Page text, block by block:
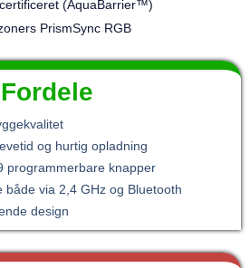
(AquaBarrier™)
PrismSync RGB
Fordele
og hurtig opladning
programmerbare knapper
både via 2,4 GHz og Bluetooth
design